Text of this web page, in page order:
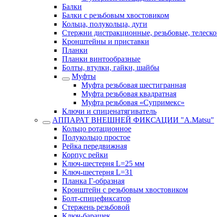
Балки
Балки с резьбовым хвостовиком
Кольца, полукольца, дуги
Стержни дистракционные, резьбовые,
Кронштейны и приставки
Планки
Планки винтообразные
Болты, втулки, гайки, шайбы
Муфты
Муфта резьбовая шестигранная
Муфта резьбовая квадратная
Муфта резьбовая «Супримекс»
Ключи и спиценатягиватель
АППАРАТ ВНЕШНЕЙ ФИКСАЦИИ "A.Matsu"
Кольцо ротационное
Полукольцо простое
Рейка передвижная
Корпус рейки
Ключ-шестерня L=25 мм
Ключ-шестерня L=31
Планка Г-образная
Кронштейн с резьбовым хвостовиком
Болт-спицефиксатор
Стержень резьбовой